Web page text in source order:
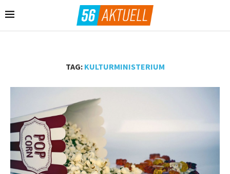
TAG: KULTURMINISTERIUM